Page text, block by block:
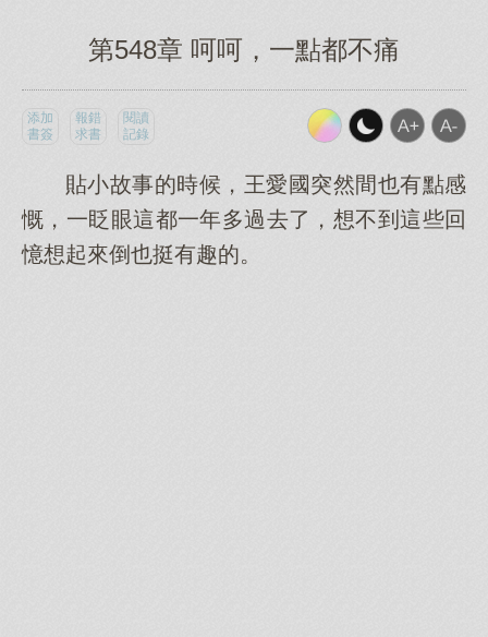
第548章 呵呵，一點都不痛
添加
書簽
報錯
求書
閱讀
記錄
貼小故事的時候，王愛國突然間也有點感
慨，一眨眼這都一年多過去了，想不到這些回
憶想起來倒也挺有趣的。